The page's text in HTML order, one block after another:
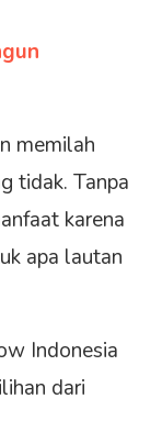
memilah
tidak. Tanpa
karena
apa lautan
Indonesia
dari